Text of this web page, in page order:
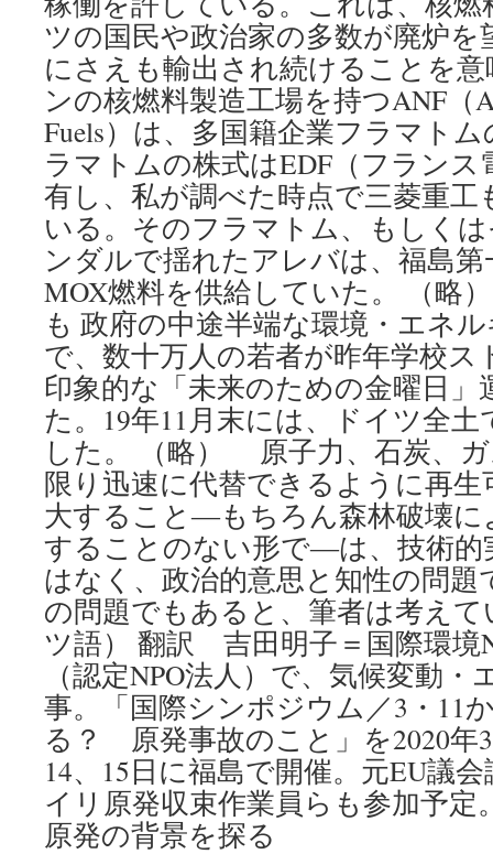
ツの国民や政治家の多数が廃炉を
にさえも輸出され続けることを
ンの核燃料製造工場を持つANF（
Fuels）は、多国籍企業フラマト
ラマトムの株式はEDF（フランス
有し、私が調べた時点で三菱重工
いる。そのフラマトム、もしく
ンダルで揺れたアレバは、福島
MOX燃料を供給していた。 （略
も 政府の中途半端な環境・エネ
で、数十万人の若者が昨年学校
印象的な「未来のための金曜日」
た。19年11月末には、ドイツ全土
した。 （略） 原子力、石炭、
限り迅速に代替できるように再
大すること―もちろん森林破壊に
することのない形で―は、技術的
はなく、政治的意思と知性の問
の問題でもあると、筆者は考え
ツ語） 翻訳 吉田明子＝国際環境
（認定NPO法人）で、気候変動
事。「国際シンポジウム／3・
る？ 原発事故のこと」を2020年
14、15日に福島で開催。元EU議
イリ原発収束作業員らも参加予定
原発の背景を探る